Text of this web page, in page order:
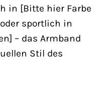
in [Bitte hier Farbe
sportlich in
– das Armband
Stil des